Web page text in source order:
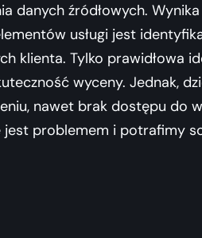
danych źródłowych.
usługi jest
klienta. Tylko prawidłowa
wyceny. Jednak,
nawet brak dostępu do
jest problemem i potrafimy